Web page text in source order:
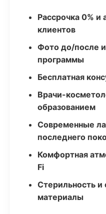
Рассрочка 0% и
клиентов
Фото до/после
программы
Бесплатная
Врачи-
образованием
Современные
последнего
Комфортная
Fi
Стерильность и
материалы